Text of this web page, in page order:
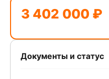
3 402 000 ₽
Документы и статус